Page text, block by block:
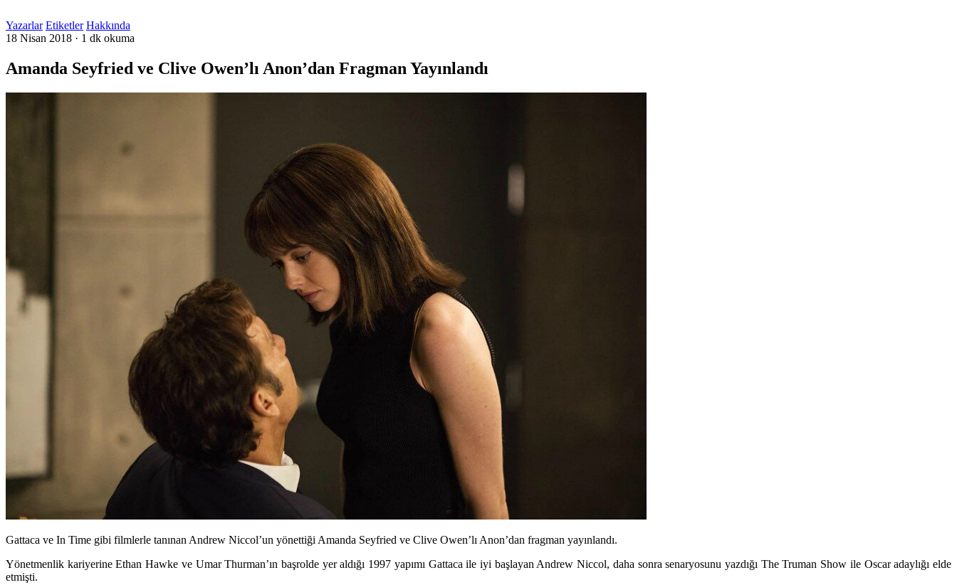
Yazarlar Etiketler Hakkında
18 Nisan 2018 · 1 dk okuma
Amanda Seyfried ve Clive Owen’lı Anon’dan Fragman Yayınlandı
Gattaca ve In Time gibi filmlerle tanınan Andrew Niccol’un yönettiği Amanda Seyfried ve Clive Owen’lı Anon’dan fragman yayınlandı.
Yönetmenlik kariyerine Ethan Hawke ve Umar Thurman’ın başrolde yer aldığı 1997 yapımı Gattaca ile iyi başlayan Andrew Niccol, daha sonra senaryosunu yazdığı The Truman Show ile Oscar adaylığı elde
etmişti.